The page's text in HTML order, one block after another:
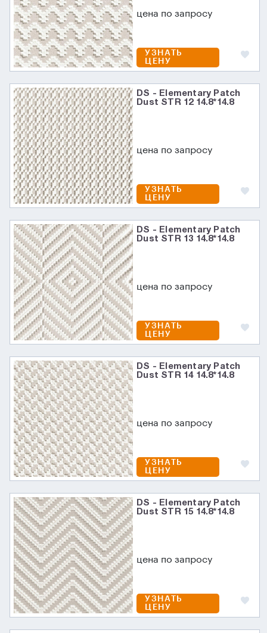
цена по запросу
УЗНАТЬ
ЦЕНУ
DS - Elementary Patch
Dust STR 12 14.8*14.8
цена по запросу
УЗНАТЬ
ЦЕНУ
DS - Elementary Patch
Dust STR 13 14.8*14.8
цена по запросу
УЗНАТЬ
ЦЕНУ
DS - Elementary Patch
Dust STR 14 14.8*14.8
цена по запросу
УЗНАТЬ
ЦЕНУ
DS - Elementary Patch
Dust STR 15 14.8*14.8
цена по запросу
УЗНАТЬ
ЦЕНУ